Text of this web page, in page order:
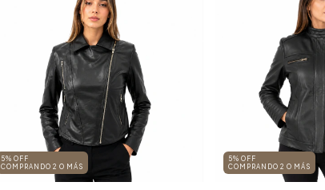
5% OFF
COMPRANDO 2 O MÁS
5% OFF
COMPRANDO 2 O MÁS